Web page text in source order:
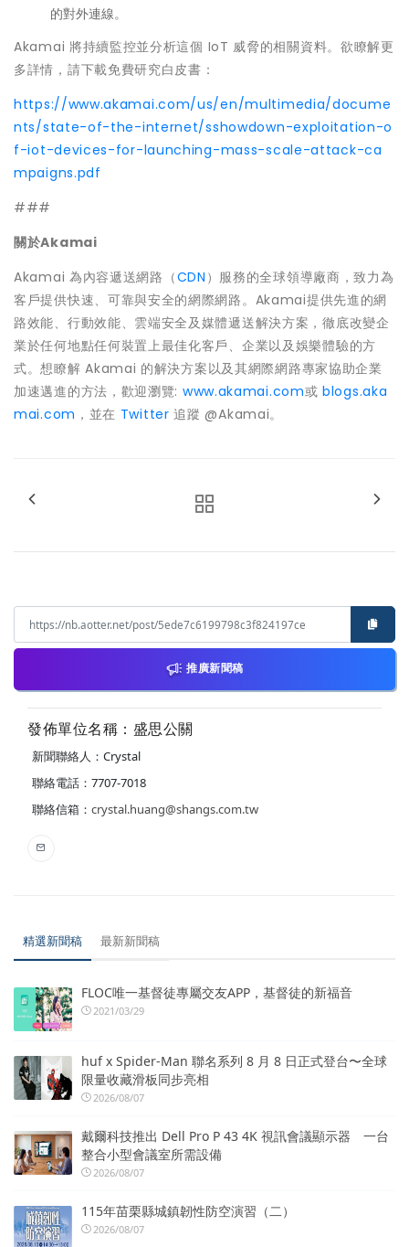
的對外連線。
Akamai 將持續監控並分析這個 IoT 威脅的相關資料。欲瞭解更
多詳情，請下載免費研究白皮書：
https://www.akamai.com/us/en/multimedia/docume
nts/state-of-the-internet/sshowdown-exploitation-o
f-iot-devices-for-launching-mass-scale-attack-ca
mpaigns.pdf
###
關於Akamai
Akamai 為內容遞送網路（CDN ）服務的全球領導廠商，致力為
客戶提供快速、可靠與安全的網際網路。Akamai提供先進的網
路效能、行動效能、雲端安全及媒體遞送解決方案，徹底改變企
業於任何地點任何裝置上最佳化客戶、企業以及娛樂體驗的方
式。想瞭解 Akamai 的解決方案以及其網際網路專家協助企業
加速邁進的方法，歡迎瀏覽: www.akamai.com或blogs.aka
mai.com ，並在 Twitter追蹤 @Akamai。
推廣新聞稿
發佈單位名稱：盛思公關
新聞聯絡人：Crystal
聯絡電話：7707-7018
聯絡信箱： crystal.huang@shangs.com.tw
精選新聞稿 最新新聞稿
FLOC唯一基督徒專屬交友APP，基督徒的新福音
2021/03/29
huf x Spider-Man 聯名系列 8 月 8 日正式登台〜全球
限量收藏滑板同步亮相
2026/08/07
戴爾科技推出 Dell Pro P 43 4K 視訊會議顯示器 一台
整合小型會議室所需設備
2026/08/07
115年苗栗縣城鎮韌性防空演習（二）
2026/08/07